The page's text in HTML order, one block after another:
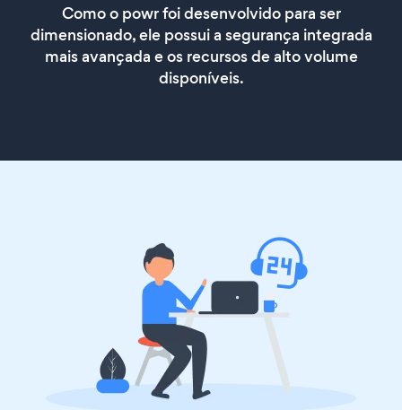
Como o powr foi desenvolvido para ser
dimensionado, ele possui a segurança integrada
mais avançada e os recursos de alto volume
disponíveis.